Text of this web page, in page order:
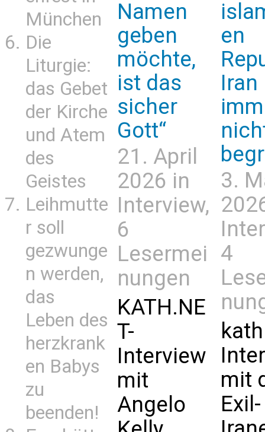
München
Die
Liturgie:
das Gebet
der Kirche
und Atem
des
Geistes
Leihmutte
r soll
gezwunge
n werden,
das
Leben des
herzkrank
en Babys
zu
beenden!
Namen
geben
möchte,
ist das
sicher
Gott“
21. April
2026 in
Interview,
6
Lesermei
nungen
KATH.NE
T-
Interview
mit
Angelo
en
Iran
3.
4
mit
Exil-